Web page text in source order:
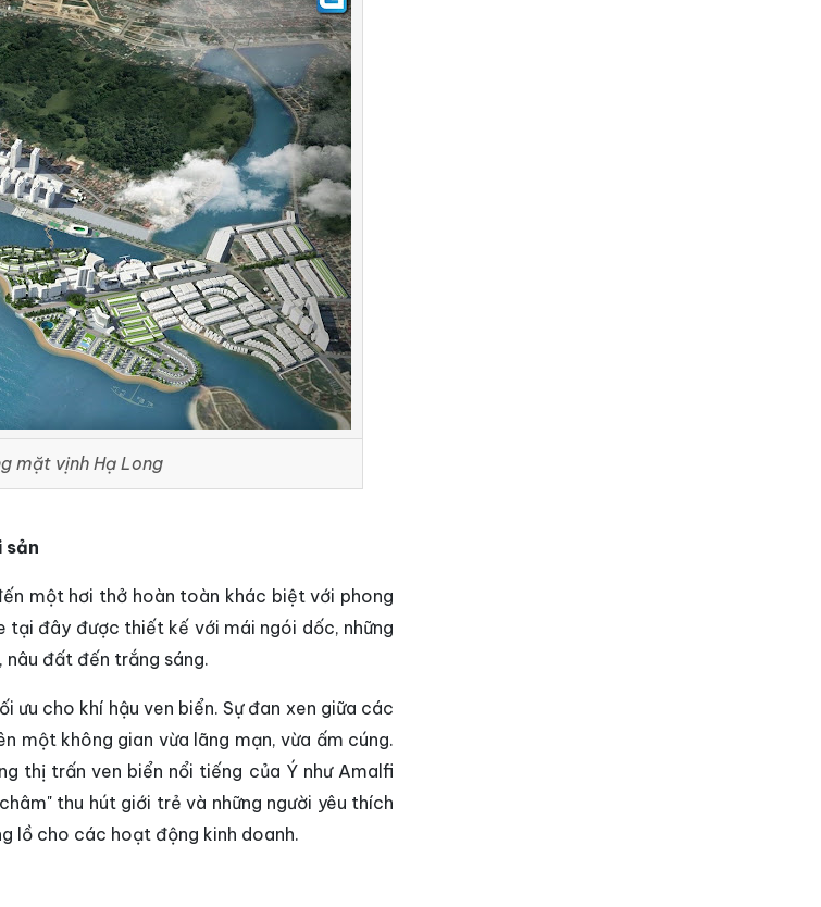
mặt vịnh Hạ Long
sản
một hơi thở hoàn toàn khác biệt với phong
tại đây được thiết kế với mái ngói dốc, những
đất đến trắng sáng.
cho khí hậu ven biển. Sự đan xen giữa các
một không gian vừa lãng mạn, vừa ấm cúng.
thị trấn ven biển nổi tiếng của Ý như Amalfi
thu hút giới trẻ và những người yêu thích
lồ cho các hoạt động kinh doanh.